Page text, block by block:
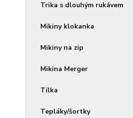
Trika s dlouhým rukávem
Mikiny klokanka
Mikiny na zip
Mikina Merger
Tílka
Tepláky/šortky